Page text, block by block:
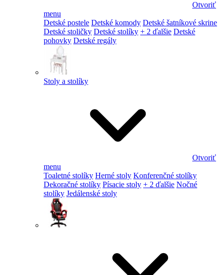
Otvoriť
menu
Detské postele Detské komody Detské šatníkové skrine
Detské stoličky Detské stolíky + 2 ďalšie Detské
pohovky Detské regály
Stoly a stolíky
Otvoriť
menu
Toaletné stolíky Herné stoly Konferenčné stolíky
Dekoračné stolíky Písacie stoly + 2 ďalšie Nočné
stolíky Jedálenské stoly